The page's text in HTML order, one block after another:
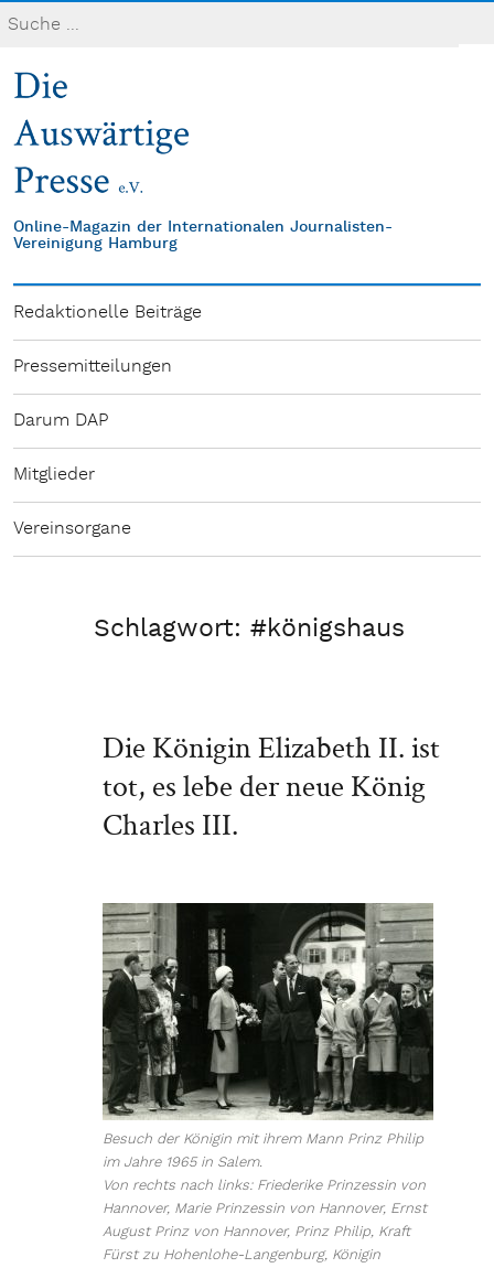
Online-Magazin der Internationalen Journalisten-
Vereinigung Hamburg
Redaktionelle Beiträge
Pressemitteilungen
Darum DAP
Mitglieder
Vereinsorgane
Schlagwort:#königshaus
Die Königin Elizabeth II. ist
tot, es lebe der neue König
Charles III.
Besuch der Königin mit ihrem Mann Prinz Philip
im Jahre 1965 in Salem.
Von rechts nach links: Friederike Prinzessin von
Hannover, Marie Prinzessin von Hannover, Ernst
August Prinz von Hannover, Prinz Philip, Kraft
Fürst zu Hohenlohe-Langenburg, Königin